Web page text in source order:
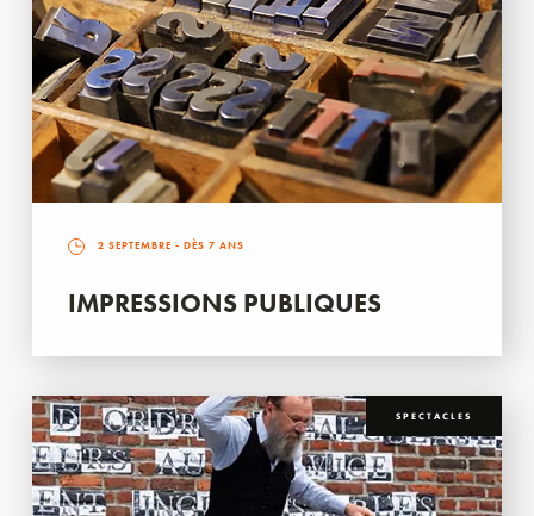
2 SEPTEMBRE - DÈS 7 ANS
IMPRESSIONS PUBLIQUES
SPECTACLES